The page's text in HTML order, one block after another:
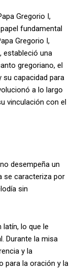
Gregorio I,
fundamental
Gregorio I,
estableció una
gregoriano, el
su capacidad para
a lo largo
vinculación con el
desempeña un
se caracteriza por
sin
latín, lo que le
Durante la misa
y la
para la oración y la